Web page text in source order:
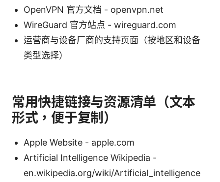
OpenVPN 官方文档 - openvpn.net
WireGuard 官方站点 - wireguard.com
运营商与设备厂商的支持页面（按地区和设备
类型选择）
常用快捷链接与资源清单（文本
形式，便于复制）
Apple Website - apple.com
Artificial Intelligence Wikipedia -
en.wikipedia.org/wiki/Artificial_intelligence